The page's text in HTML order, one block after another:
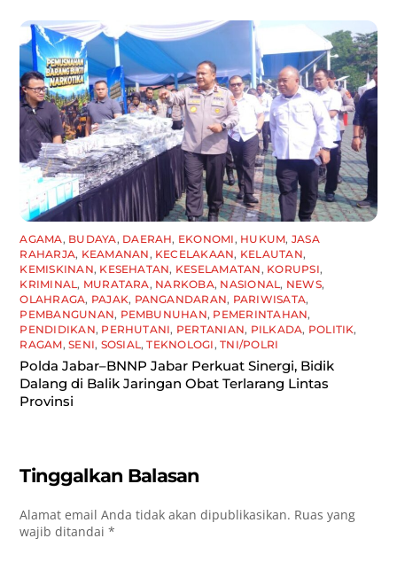
AGAMA, BUDAYA, DAERAH, EKONOMI, HUKUM, JASA
RAHARJA, KEAMANAN, KECELAKAAN, KELAUTAN,
KEMISKINAN, KESEHATAN, KESELAMATAN, KORUPSI,
KRIMINAL, MURATARA, NARKOBA, NASIONAL, NEWS,
OLAHRAGA, PAJAK, PANGANDARAN, PARIWISATA,
PEMBANGUNAN, PEMBUNUHAN, PEMERINTAHAN,
PENDIDIKAN, PERHUTANI, PERTANIAN, PILKADA, POLITIK,
RAGAM,SENI, SOSIAL,TEKNOLOGI,TNI/POLRI
Polda Jabar–BNNP Jabar Perkuat Sinergi, Bidik
Dalang di Balik Jaringan Obat Terlarang Lintas
Provinsi
Tinggalkan Balasan
Alamat email Anda tidak akan dipublikasikan. Ruas yang
wajib ditandai*